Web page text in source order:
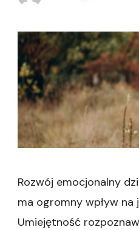
Rozwój emocjonalny
ma ogromny wpływ na
Umiejętność